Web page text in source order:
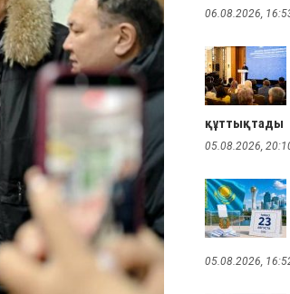
06.08.2026,
құттықтады
05.08.2026,
05.08.2026,